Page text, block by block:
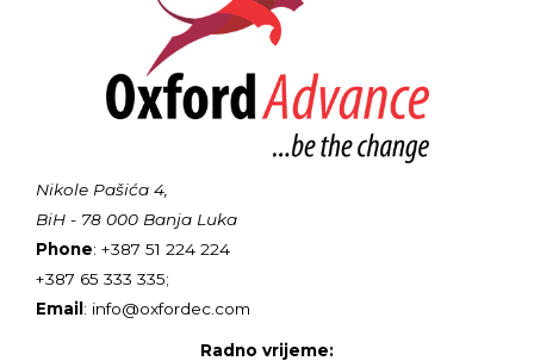
Nikole Pašića 4,
BiH - 78 000 Banja Luka
Phone: +387 51 224 224
+387 65 333 335;
Email: info@oxfordec.com
Radno vrijeme: